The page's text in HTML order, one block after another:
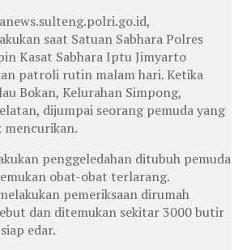
saat Satuan Sabhara Polres
Kasat Sabhara Iptu Jimyarto
patroli rutin malam hari. Ketika
Bokan, Kelurahan Simpong,
dijumpai seorang pemuda yang
penggeledahan ditubuh pemuda
obat-obat terlarang.
pemeriksaan dirumah
dan ditemukan sekitar 3000 butir
edar.